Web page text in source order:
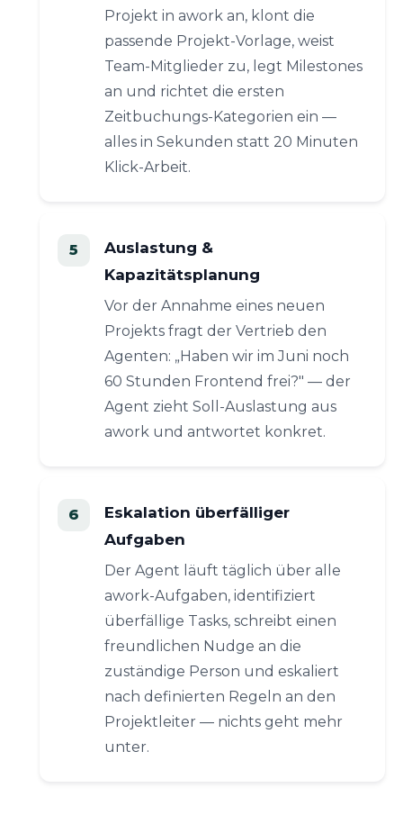
Projekt in awork an, klont die
passende Projekt-Vorlage, weist
Team-Mitglieder zu, legt Milestones
an und richtet die ersten
Zeitbuchungs-Kategorien ein —
alles in Sekunden statt 20 Minuten
Klick-Arbeit.
Auslastung &
Kapazitätsplanung
Vor der Annahme eines neuen
Projekts fragt der Vertrieb den
Agenten: „Haben wir im Juni noch
60 Stunden Frontend frei?" — der
Agent zieht Soll-Auslastung aus
awork und antwortet konkret.
Eskalation überfälliger
Aufgaben
Der Agent läuft täglich über alle
awork-Aufgaben, identifiziert
überfällige Tasks, schreibt einen
freundlichen Nudge an die
zuständige Person und eskaliert
nach definierten Regeln an den
Projektleiter — nichts geht mehr
unter.